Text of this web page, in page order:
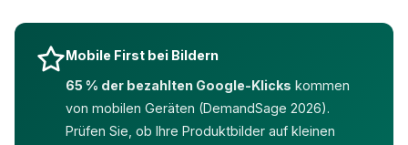
Mobile First bei Bildern
65 % der bezahlten Google-Klicks kommen
von mobilen Geräten (DemandSage 2026).
Prüfen Sie, ob Ihre Produktbilder auf kleinen